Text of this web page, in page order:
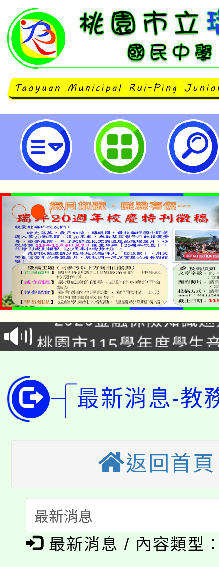
114年草木染教師培力工作坊-桃園
公告本校115學年度第
代理(課)教師甄選結果(
「2026金融保險知識
車」活動
桃園市115學年度學生
代理(課)教師甄選結果(
公告本校115學年度第
代理(課)教師甄選結果(
轉知中國文化大學推廣
《TA101》溝通分析基
程，歡迎學生輔導中心
心理、諮商輔導、社會
系所師生報名參加。
縣市「校園短影音徵
門員」簡章及活動海報
踴躍報名參加。
桃園市115學年度學生
要點
「桃園市補助參觀特色
展演活動實施計畫」
115年度「教育部表揚
義教育推展貢獻獎」
公告本校115學年度第
「2026金融保險知識
最新消息-教
返回首頁
最新消息 / 內容類型